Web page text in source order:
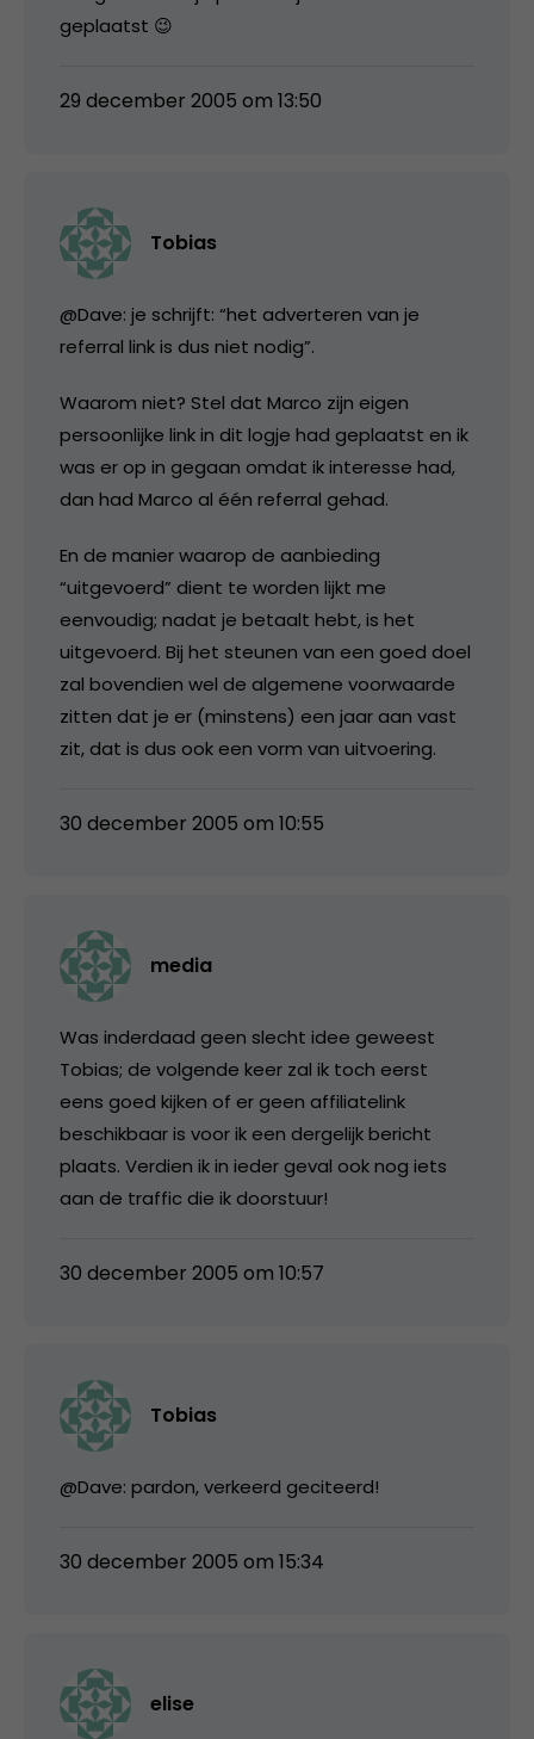
geplaatst 😉
29 december 2005 om 13:50
Tobias
@Dave: je schrijft: “het adverteren van je
referral link is dus niet nodig”.
Waarom niet? Stel dat Marco zijn eigen
persoonlijke link in dit logje had geplaatst en ik
was er op in gegaan omdat ik interesse had,
dan had Marco al één referral gehad.
En de manier waarop de aanbieding
“uitgevoerd” dient te worden lijkt me
eenvoudig; nadat je betaalt hebt, is het
uitgevoerd. Bij het steunen van een goed doel
zal bovendien wel de algemene voorwaarde
zitten dat je er (minstens) een jaar aan vast
zit, dat is dus ook een vorm van uitvoering.
30 december 2005 om 10:55
media
Was inderdaad geen slecht idee geweest
Tobias; de volgende keer zal ik toch eerst
eens goed kijken of er geen affiliatelink
beschikbaar is voor ik een dergelijk bericht
plaats. Verdien ik in ieder geval ook nog iets
aan de traffic die ik doorstuur!
30 december 2005 om 10:57
Tobias
@Dave: pardon, verkeerd geciteerd!
30 december 2005 om 15:34
elise